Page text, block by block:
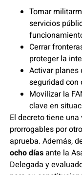
Tomar
servicios
Cerrar
proteger la
Activar planes
seguridad con
Movilizar la
clave en
El decreto tiene
prorrogables por
aprueba. Además,
ocho díasante la
Delegada y